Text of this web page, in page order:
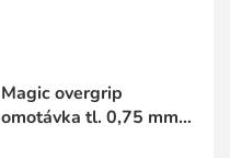
Magic overgrip
omotávka tl. 0,75 mm